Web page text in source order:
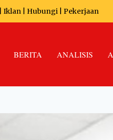
Iklan Hubungi Pekerjaan
BERITA ANALISIS